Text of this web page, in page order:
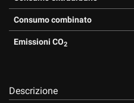
Consumo combinato
Emissioni CO2
Descrizione
Cookie delle preferenze
Cookie analitici